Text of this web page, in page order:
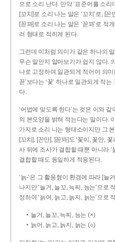
으로 소리 난다. 만약 ‘표준어를 소
[꼬치]로 소리 나는 말은 ‘꼬치’로, [
[꼳꽈]로 소리 나는 말은 ‘꼳꽈’로 적
러 형태로 적히게 된다.
그런데 이처럼 의미가 같은 하나의
무슨 말인지 알아보기가 쉽지 않다.
나로 고정하여 일관되게 적어야 의
꼳’보다는 ‘꽃’ 하나로 일관되게 적
다.
‘어법에 맞도록 한다’는 것은 이와
의 본모양을 밝혀 적는다는 말이다.
가지로 소리 나는 형태소이지만 그
[꼬치], [꼰만], [꼳꽈]도 ‘꽃이, 꽃만,
사 뒤에 조사가 결합할 때뿐 아니라
결합할 때도 동일하게 적용된다.
‘늙-’은 그 활용형이 환경에 따라 [늘
나지만 ‘늘거, 늘꼬, 늑찌, 능는’으로
정하여 ‘늙어, 늙고, 늙지, 늙는’으로
늘거, 늘꼬, 늑찌, 능는 (×)
늙어, 늙고, 늙지, 늙는 (○)